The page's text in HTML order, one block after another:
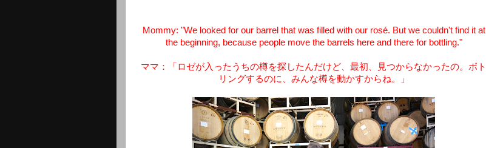
Mommy: "We looked for our barrel that was filled with our rosé. But we couldn't find it at
the beginning, because people move the barrels here and there for bottling."
ママ：「ロゼが入ったうちの樽を探したんだけど、最初、見つからなかったの。ボト
リングするのに、みんな樽を動かすからね。」